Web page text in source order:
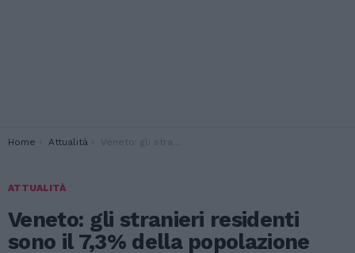
You are here:
Home Attualità Veneto: gli stranieri residenti sono il 7,3% della popolazione
ATTUALITÀ
Veneto: gli stranieri residenti
sono il 7,3% della popolazione